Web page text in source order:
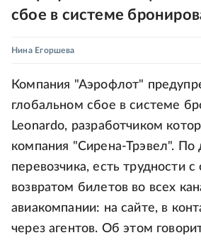
сбое в системе
Нина Егоршева
Компания "Аэрофлот"
глобальном сбое в системе
Leonardo, разработчиком
компания "Сирена-Трэвел". По
перевозчика, есть трудности
возвратом билетов во всех
авиакомпании: на сайте, в
через агентов. Об этом